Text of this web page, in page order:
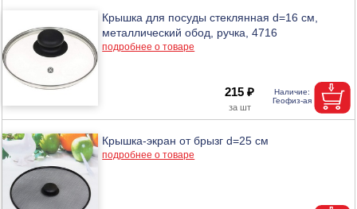
Крышка для посуды стеклянная d=16 см,
металлический обод, ручка, 4716
подробнее о товаре
215 ₽
Крышка-экран от брызг d=25 см
подробнее о товаре